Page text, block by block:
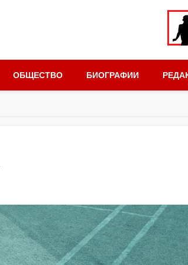
ОБЩЕСТВО БИОГРАФИИ